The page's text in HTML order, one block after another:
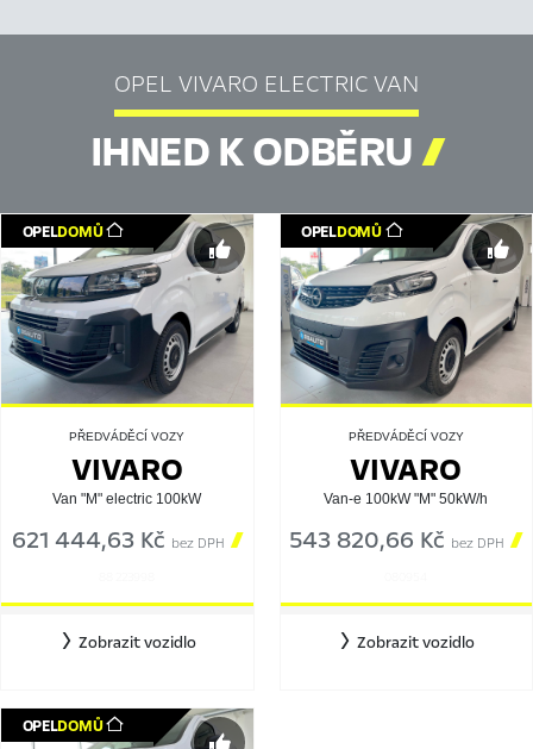
OPEL VIVARO ELECTRIC VAN
IHNED K ODBĚRU
OPELDOMŮ
PŘEDVÁDĚCÍ VOZY
VIVARO
Van "M" electric 100kW
621 444,63 Kč bez DPH 
Zobrazit vozidlo
OPELDOMŮ
PŘEDVÁDĚCÍ VOZY
VIVARO
Van-e 100kW "M" 50kW/h
543 820,66 Kč bez DPH 
Zobrazit vozidlo
OPELDOMŮ